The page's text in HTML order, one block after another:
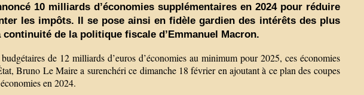
10 milliards d’économies supplémentaires en 2024 pour réduire
les impôts. Il se pose ainsi en fidèle gardien des intérêts des plus
de la politique fiscale d’Emmanuel Macron.
de 12 milliards d’euros d’économies au minimum pour 2025, ces économies
Bruno Le Maire a surenchéri ce dimanche 18 février en ajoutant à ce plan des coupes
en 2024.